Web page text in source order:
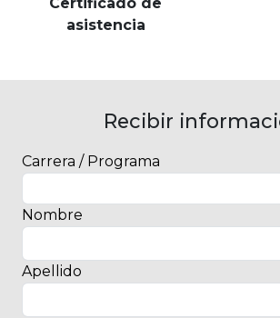
asistencia
Recibir
Carrera / Programa
Nombre
Apellido